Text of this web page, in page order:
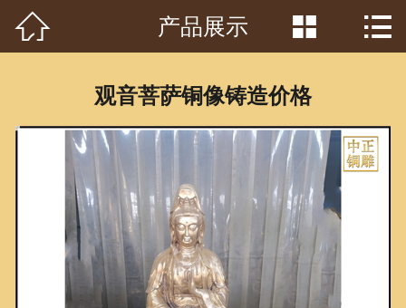
首页
产品中心
客户见证
常识问答
新闻资讯
 产品展示  
观音菩萨铜像铸造价格